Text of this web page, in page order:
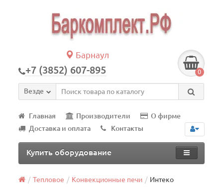
Барнаул
+7 (3852) 607-895 0
Везде
Главная Производители
О фирме
Доставка и оплата
Контакты
Купить оборудование
Тепловое Конвекционные печи Интеко